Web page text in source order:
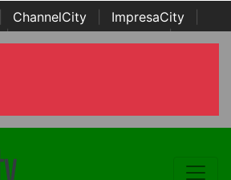
ChannelCity ImpresaCity
| Italian Channel Awards | Italian